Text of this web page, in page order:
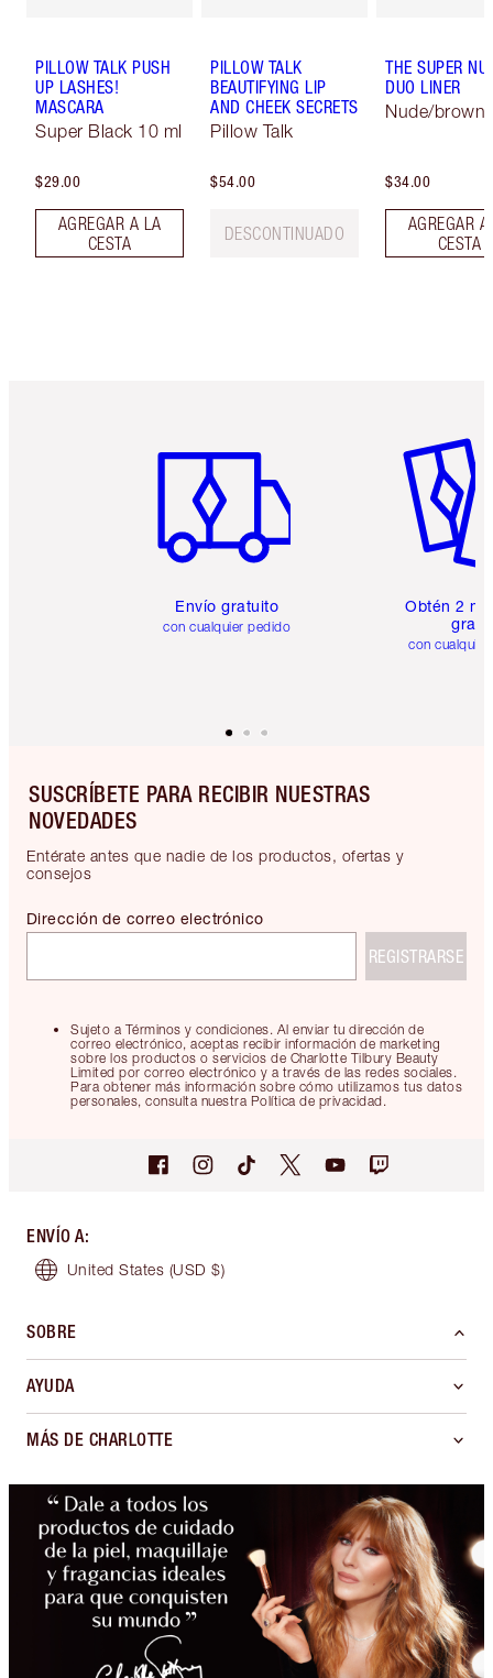
PILLOW TALK PUSH
UP LASHES!
MASCARA
Super Black 10 ml
$29.00
AGREGAR A LA
CESTA
PILLOW TALK
BEAUTIFYING LIP
AND CHEEK SECRETS
Pillow Talk
$54.00
DESCONTINUADO
THE SUPER
DUO LINER
Nude/brown
$34.00
AGREGAR
CESTA
Envío gratuito
con cualquier pedido
Obtén 2
gratis
con
SUSCRÍBETE PARA RECIBIR NUESTRAS
NOVEDADES
Entérate antes que nadie de los productos, ofertas y
consejos
Sujeto a Términos y condiciones. Al enviar tu dirección de
correo electrónico, aceptas recibir información de marketing
sobre los productos o servicios de Charlotte Tilbury Beauty
Limited por correo electrónico y a través de las redes sociales.
Para obtener más información sobre cómo utilizamos tus datos
personales, consulta nuestra Política de privacidad.
Dirección de correo electrónico
REGISTRARSE
ENVÍO A:
United States (USD $)
SOBRE
AYUDA
MÁS DE CHARLOTTE